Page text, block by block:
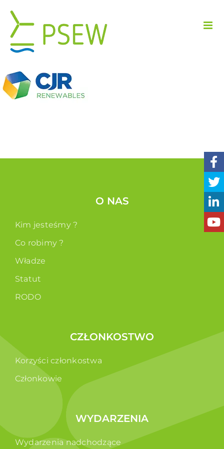
zawartości
O NAS
Kim jesteśmy ?
Co robimy ?
Władze
Statut
RODO
CZŁONKOSTWO
Korzyści członkostwa
Członkowie
WYDARZENIA
Wydarzenia nadchodzące